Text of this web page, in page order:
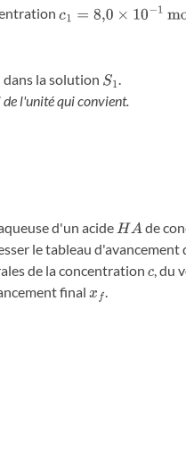
c1 =8 0×10− 1mol⋅ L−
dans la solution S1.
l'unité qui convient.
d'un acideHA
de
le tableau d'avancement
de la concentration c, du
finalxf .